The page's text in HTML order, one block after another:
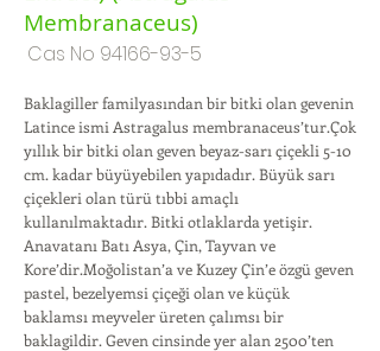
Membranaceus)
Cas No 94166-93-5
Baklagiller familyasından bir bitki olan gevenin
Latince ismi Astragalus membranaceus’tur.Çok
yıllık bir bitki olan geven beyaz-sarı çiçekli 5-10
cm. kadar büyüyebilen yapıdadır. Büyük sarı
çiçekleri olan türü tıbbi amaçlı
kullanılmaktadır. Bitki otlaklarda yetişir.
Anavatanı Batı Asya, Çin, Tayvan ve
Kore’dir.Moğolistan’a ve Kuzey Çin’e özgü geven
pastel, bezelyemsi çiçeği olan ve küçük
baklamsı meyveler üreten çalımsı bir
baklagildir. Geven cinsinde yer alan 2500’ten